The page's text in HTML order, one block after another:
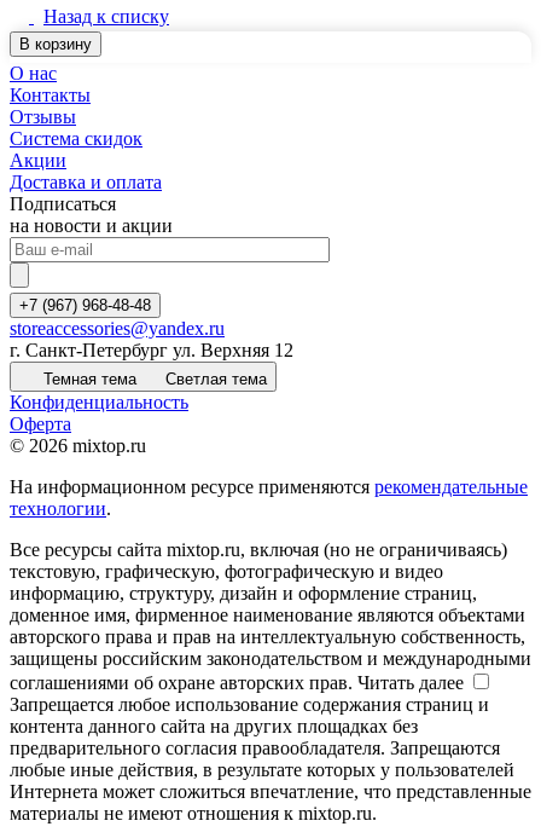
Назад к списку
В корзину
О нас
Контакты
Отзывы
Система скидок
Акции
Доставка и оплата
Подписаться
на новости и акции
+7 (967) 968-48-48
storeaccessories@yandex.ru
г. Санкт-Петербург ул. Верхняя 12
Темная тема Светлая тема
Конфиденциальность
Оферта
© 2026 mixtop.ru
На информационном ресурсе применяются рекомендательные
технологии.
Все ресурсы сайта mixtop.ru, включая (но не ограничиваясь)
текстовую, графическую, фотографическую и видео
информацию, структуру, дизайн и оформление страниц,
доменное имя, фирменное наименование являются объектами
авторского права и прав на интеллектуальную собственность,
защищены российским законодательством и международными
соглашениями об охране авторских прав. Читать далее
Запрещается любое использование содержания страниц и
контента данного сайта на других площадках без
предварительного согласия правообладателя. Запрещаются
любые иные действия, в результате которых у пользователей
Интернета может сложиться впечатление, что представленные
материалы не имеют отношения к mixtop.ru.